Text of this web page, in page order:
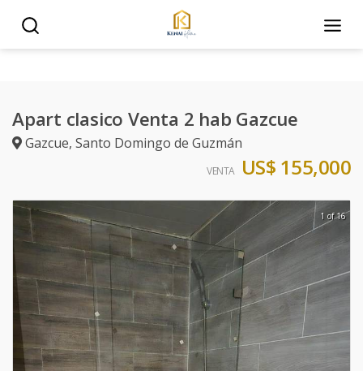
Apart clasico Venta 2 hab Gazcue
Gazcue, Santo Domingo de Guzmán
VENTA US$ 155,000
1 of 16